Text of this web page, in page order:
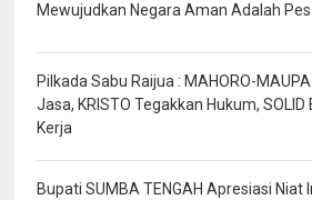
Mewujudkan Negara Aman Adalah
Pilkada Sabu Raijua : MAHORO-
Jasa, KRISTO Tegakkan Hukum,
Kerja
Bupati SUMBA TENGAH Apresiasi Niat